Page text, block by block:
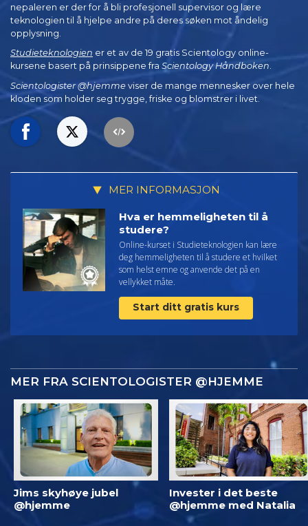
nepaleren er der for å bli profesjonell supervisor og lære
teknologien til å hjelpe andre på deres søken mot åndelig
opplysning.
Studieteknologien er et av de 19 gratis Scientology online-
kursene basert på prinsippene fra Scientology Håndboken.
Scientologister @hjemme viser de mange mennesker over hele
kloden som holder seg trygge, friske og blomstrer i livet.
MER INFORMASJON
Hva er hemmeligheten til å
studere?
Online-kurset i Studieteknologien kan lære
deg hemmeligheten til å studere et hvilket
som helst emne og anvende det på en
vellykket måte.
Start ditt gratis kurs
MER FRA SCIENTOLOGISTER @HJEMME
Jims skyhøye jubel
@hjemme
Invester i det beste
@hjemme med Natalia